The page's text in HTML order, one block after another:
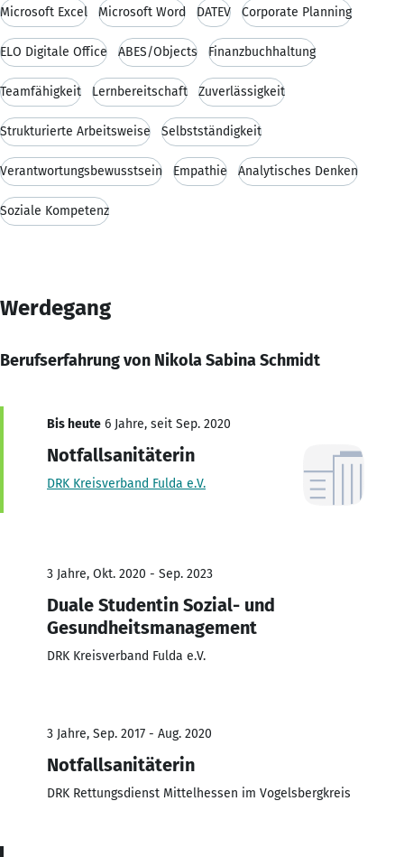
Microsoft Excel Microsoft Word DATEV Corporate Planning
ELO Digitale Office ABES/Objects Finanzbuchhaltung
Teamfähigkeit Lernbereitschaft Zuverlässigkeit
Strukturierte Arbeitsweise Selbstständigkeit
Verantwortungsbewusstsein Empathie Analytisches Denken
Soziale Kompetenz
Werdegang
Berufserfahrung von Nikola Sabina Schmidt
Bis heute 6 Jahre, seit Sep. 2020
Notfallsanitäterin
DRK Kreisverband Fulda e.V.
3 Jahre, Okt. 2020 - Sep. 2023
Duale Studentin Sozial- und
Gesundheitsmanagement
DRK Kreisverband Fulda e.V.
3 Jahre, Sep. 2017 - Aug. 2020
Notfallsanitäterin
DRK Rettungsdienst Mittelhessen im Vogelsbergkreis